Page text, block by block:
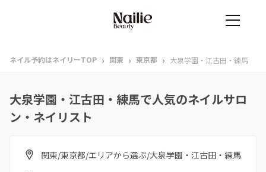
ネイル予約はネイリーTOP › 関東 › 東京都 › 大泉学園・江古田・練馬
大泉学園・江古田・練馬で人気のネイルサロ
ン・ネイリスト
関東/東京都/エリアから選ぶ/大泉学園・江古田・練馬